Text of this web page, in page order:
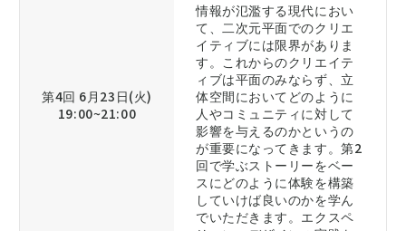
第4回 6月23日(火)
19:00~21:00
情報が氾濫する現代におい
て、二次元平面でのクリエ
イティブには限界がありま
す。これからのクリエイテ
ィブは平面のみならず、立
体空間においてどのように
人やコミュニティに対して
影響を与えるのかというの
が重要になってきます。第2
回で学ぶストーリーをベー
スにどのように体験を構築
していけば良いのかを学ん
でいただきます。エクスペ